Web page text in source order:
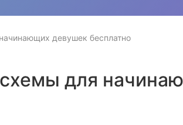
девушек бесплатно
для